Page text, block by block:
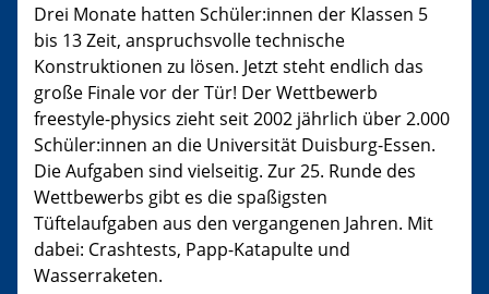
Drei Monate hatten Schüler:innen der Klassen 5
bis 13 Zeit, anspruchsvolle technische
Konstruktionen zu lösen. Jetzt steht endlich das
große Finale vor der Tür! Der Wettbewerb
freestyle-physics zieht seit 2002 jährlich über 2.000
Schüler:innen an die Universität Duisburg-Essen.
Die Aufgaben sind vielseitig. Zur 25. Runde des
Wettbewerbs gibt es die spaßigsten
Tüftelaufgaben aus den vergangenen Jahren. Mit
dabei: Crashtests, Papp-Katapulte und
Wasserraketen.